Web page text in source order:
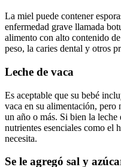
La miel puede contener
enfermedad grave llamada
alimento con alto contenido
peso, la caries dental y otros
Leche de vaca
Es aceptable que su bebé
vaca en su alimentación, pero
un año o más. Si bien la leche
nutrientes esenciales como el
necesita.
Se le agregó sal y